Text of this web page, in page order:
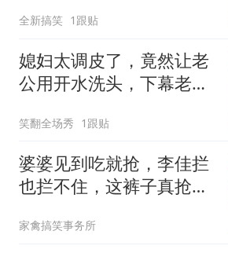
全新搞笑 1跟贴
媳妇太调皮了，竟然让老
公用开水洗头，下幕老公
笑翻全场秀 1跟贴
婆婆见到吃就抢，李佳拦
也拦不住，这裤子真抢
家禽搞笑事务所